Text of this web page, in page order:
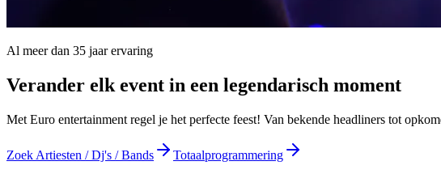
Al meer dan 35 jaar ervaring
Verander elk event in een legendarisch moment
Met Euro entertainment regel je het perfecte feest! Van bekende headliners tot
Zoek Artiesten / Dj's / Bands
Totaalprogrammering